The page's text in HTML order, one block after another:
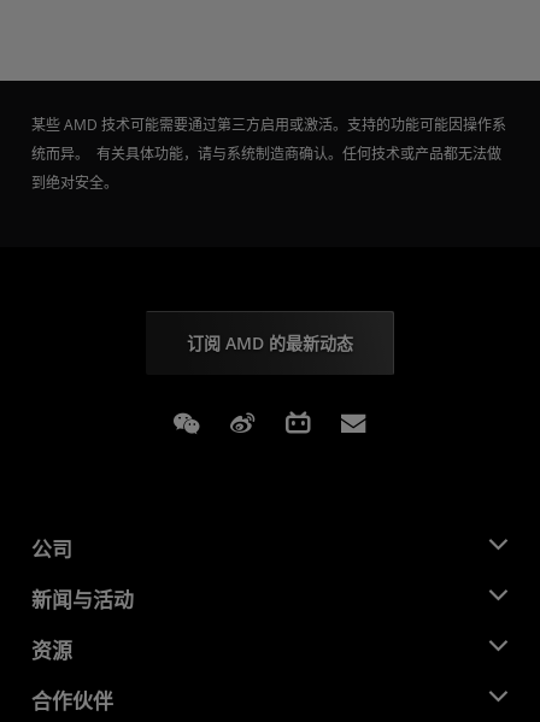
某些 AMD 技术可能需要通过第三方启用或激活。支持的功能可能因操作系
统而异。 有关具体功能，请与系统制造商确认。任何技术或产品都无法做
到绝对安全。
订阅 AMD 的最新动态
Weixin Weibo Bilibili
公司
关于 AMD
企业责任
就业机会
新闻与活动
新闻中心
媒体库
资源
开发中心
合作伙伴